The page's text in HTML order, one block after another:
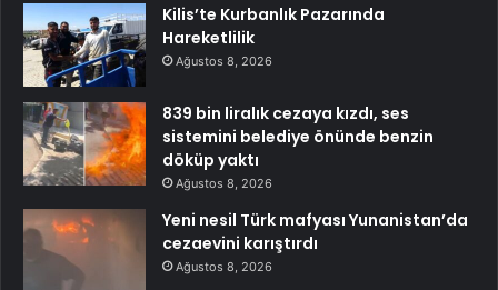
Kilis’te Kurbanlık Pazarında
Hareketlilik
Ağustos 8, 2026
839 bin liralık cezaya kızdı, ses
sistemini belediye önünde benzin
döküp yaktı
Ağustos 8, 2026
Yeni nesil Türk mafyası Yunanistan’da
cezaevini karıştırdı
Ağustos 8, 2026